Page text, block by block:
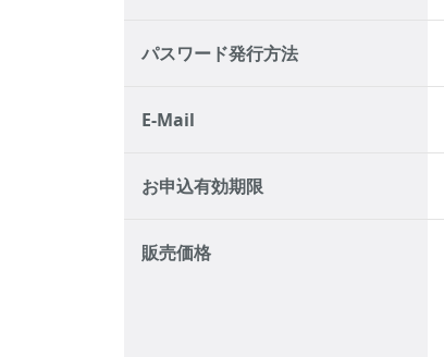
パスワード発行方法
E-Mail
お申込有効期限
販売価格